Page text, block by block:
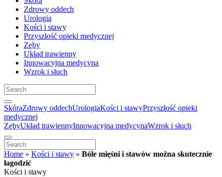
Zdrowy oddech
Urologia
Kości i stawy
Przyszłość opieki medycznej
Zęby
Układ trawienny
Innowacyjna medycyna
Wzrok i słuch
SkóraZdrowy oddechUrologiaKości i stawyPrzyszłość opieki
medycznej
ZębyUkład trawiennyInnowacyjna medycynaWzrok i słuch
Home » Kości i stawy » Bóle mięśni i stawów można skutecznie
łagodzić
Kości i stawy